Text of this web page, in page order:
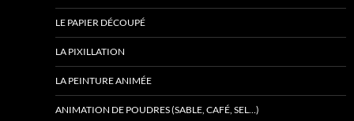
LE PAPIER DÉCOUPÉ
LA PIXILLATION
LA PEINTURE ANIMÉE
ANIMATION DE POUDRES (SABLE, CAFÉ, SEL…)